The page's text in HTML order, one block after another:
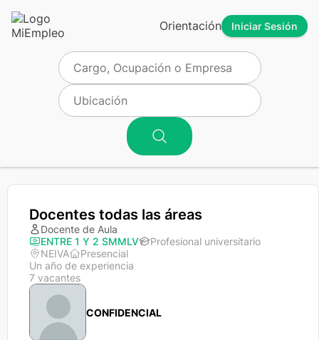
Orientación Iniciar Sesión
Docentes todas las áreas
Docente de Aula
ENTRE 1 Y 2 SMMLV
Profesional universitario
NEIVA
Presencial
Un año de experiencia
7 vacantes
CONFIDENCIAL